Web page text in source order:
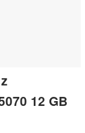
12 GB